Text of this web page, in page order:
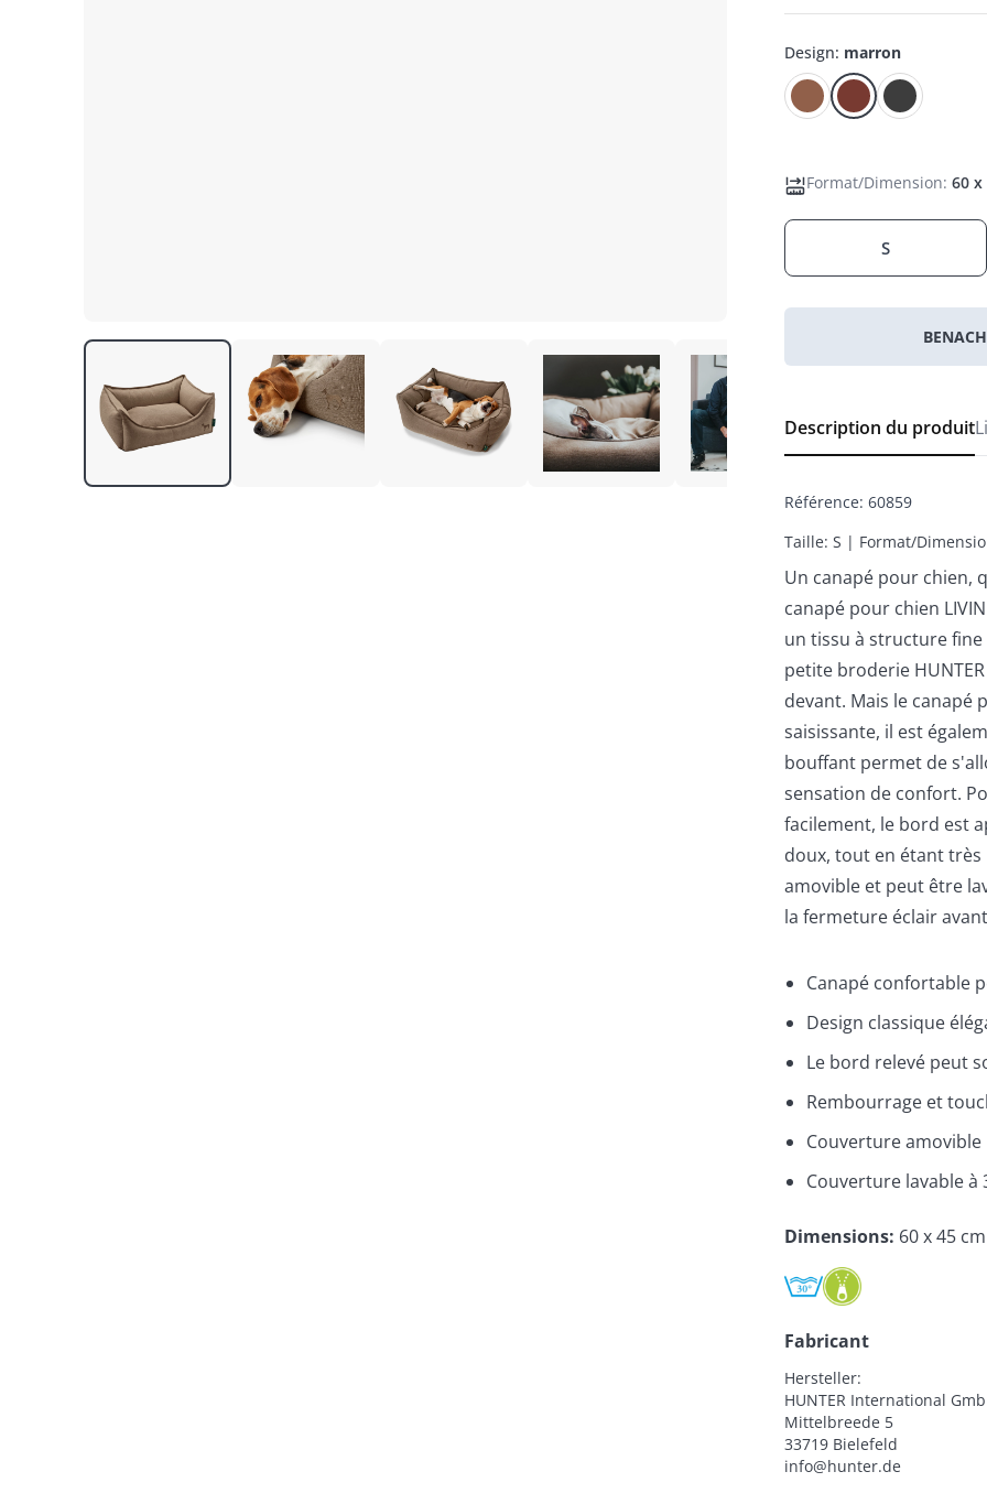
Design: marron
Format/Dimension: 60 x
S
Description du produit
Référence: 60859
Taille: S | Format/
Un canapé pour chien,
canapé pour chien
un tissu à structure
petite broderie
devant. Mais le canapé
saisissante, il est
bouffant permet de
sensation de confort.
facilement, le bord est
doux, tout en étant très
amovible et peut être
la fermeture éclair
Canapé confortable
Design classique
Le bord relevé peut
Rembourrage et
Couverture
Couverture lavable à
Dimensions: 60 x 45
Fabricant
Hersteller:
HUNTER International
Mittelbreede 5
33719 Bielefeld
info@hunter.de